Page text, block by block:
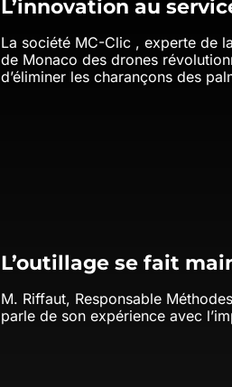
L’innovation au
La société MC-Clic , experte de
de Monaco des drones
d’éliminer les charançons des
L’outillage se fait
M. Riffaut, Responsable
parle de son expérience avec